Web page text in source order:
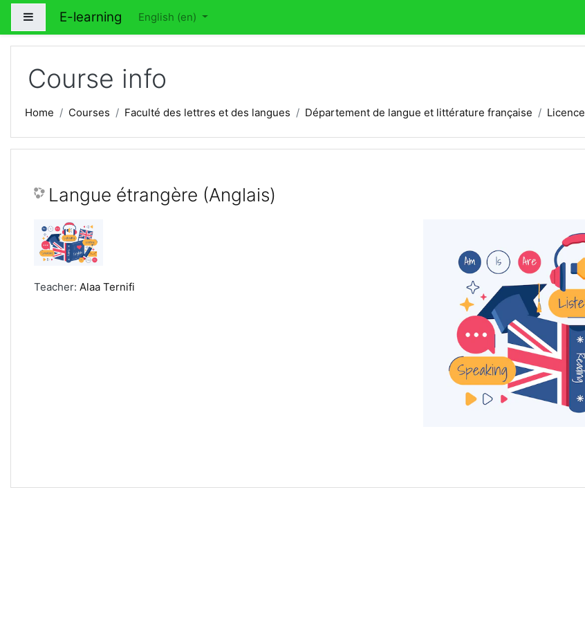
Skip to main content
Side panel
E-learning English ‎(en)‎
Course info
Home Courses Faculté des lettres et des langues Département de langue et littérature française Licence
Langue étrangère (Anglais)
Teacher: Alaa Ternifi